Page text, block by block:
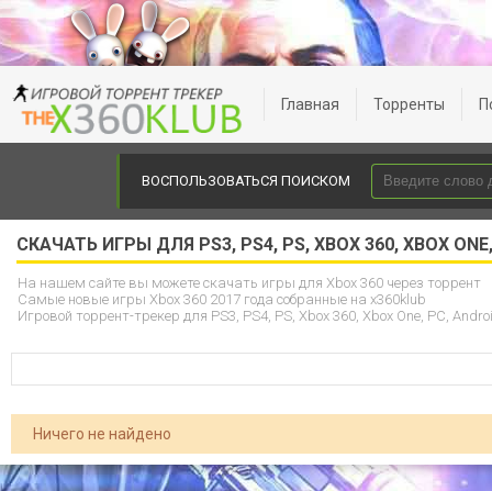
Главная Торренты
ВОСПОЛЬЗОВАТЬСЯ ПОИСКОМ
СКАЧАТЬ ИГРЫ ДЛЯ PS3, PS4, PS, XBOX 360, XBOX
На нашем сайте вы можете скачать игры для Xbox 360 через торрент
Самые новые игры Xbox 360 2017 года собранные на x360klub
Игровой торрент-трекер для PS3, PS4, PS, Xbox 360, Xbox One, PC,
Ничего не найдено